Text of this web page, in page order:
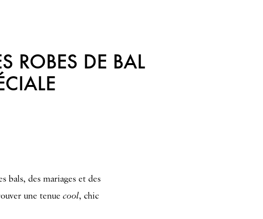
ROBES DE BAL
bals, des mariages et des
une tenue cool, chic